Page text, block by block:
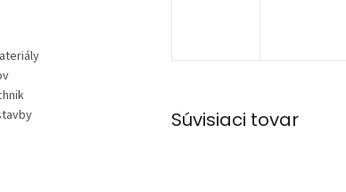
Súvisiaci tovar